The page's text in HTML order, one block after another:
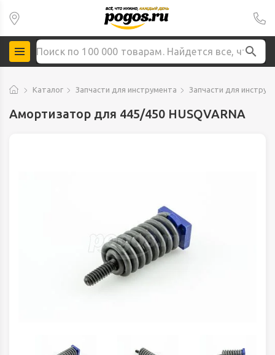
Каталог Запчасти для инструмента Запчасти для
Амортизатор для 445/450 HUSQVARNA